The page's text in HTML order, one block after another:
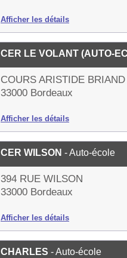
Afficher les détails
CER LE VOLANT (AUTO-
COURS ARISTIDE BRIAND
33000 Bordeaux
Afficher les détails
CER WILSON - Auto-école
394 RUE WILSON
33000 Bordeaux
Afficher les détails
CHARLES - Auto-école